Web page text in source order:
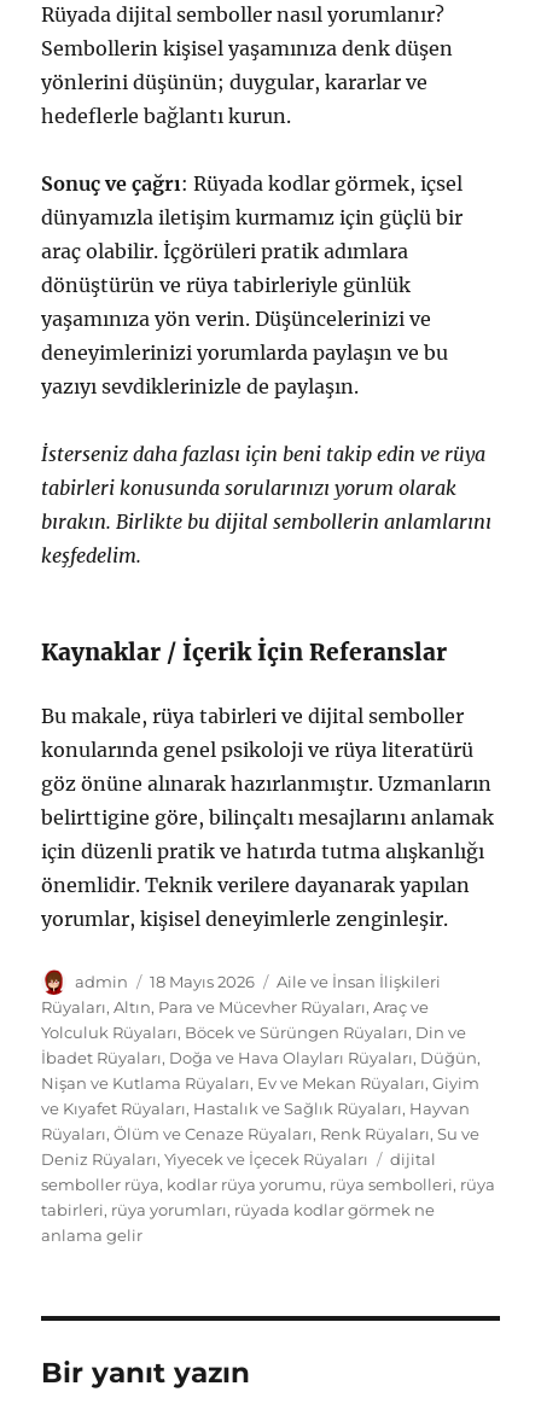
Rüyada dijital semboller nasıl yorumlanır?
Sembollerin kişisel yaşamınıza denk düşen
yönlerini düşünün; duygular, kararlar ve
hedeflerle bağlantı kurun.
Sonuç ve çağrı: Rüyada kodlar görmek, içsel
dünyamızla iletişim kurmamız için güçlü bir
araç olabilir. İçgörüleri pratik adımlara
dönüştürün ve rüya tabirleriyle günlük
yaşamınıza yön verin. Düşüncelerinizi ve
deneyimlerinizi yorumlarda paylaşın ve bu
yazıyı sevdiklerinizle de paylaşın.
İsterseniz daha fazlası için beni takip edin ve rüya
tabirleri konusunda sorularınızı yorum olarak
bırakın. Birlikte bu dijital sembollerin anlamlarını
keşfedelim.
Kaynaklar / İçerik İçin Referanslar
Bu makale, rüya tabirleri ve dijital semboller
konularında genel psikoloji ve rüya literatürü
göz önüne alınarak hazırlanmıştır. Uzmanların
belirttigine göre, bilinçaltı mesajlarını anlamak
için düzenli pratik ve hatırda tutma alışkanlığı
önemlidir. Teknik verilere dayanarak yapılan
yorumlar, kişisel deneyimlerle zenginleşir.
Yazar
admin
Yayın
tarihi
18 Mayıs 2026 Kategoriler
Aile ve İnsan İlişkileri
Rüyaları,Altın, Para ve Mücevher Rüyaları,Araç ve
Yolculuk Rüyaları, Böcek ve Sürüngen Rüyaları, Din ve
İbadet Rüyaları, Doğa ve Hava Olayları Rüyaları, Düğün,
Nişan ve Kutlama Rüyaları, Ev ve Mekan Rüyaları,Giyim
ve Kıyafet Rüyaları, Hastalık ve Sağlık Rüyaları, Hayvan
Rüyaları,Ölüm ve Cenaze Rüyaları, Renk Rüyaları,Su ve
Deniz Rüyaları,Yiyecek ve İçecek Rüyaları Etiketler
dijital
semboller rüya, kodlar rüya yorumu, rüya sembolleri, rüya
tabirleri, rüya yorumları, rüyada kodlar görmek ne
anlama gelir
Bir yanıt yazın